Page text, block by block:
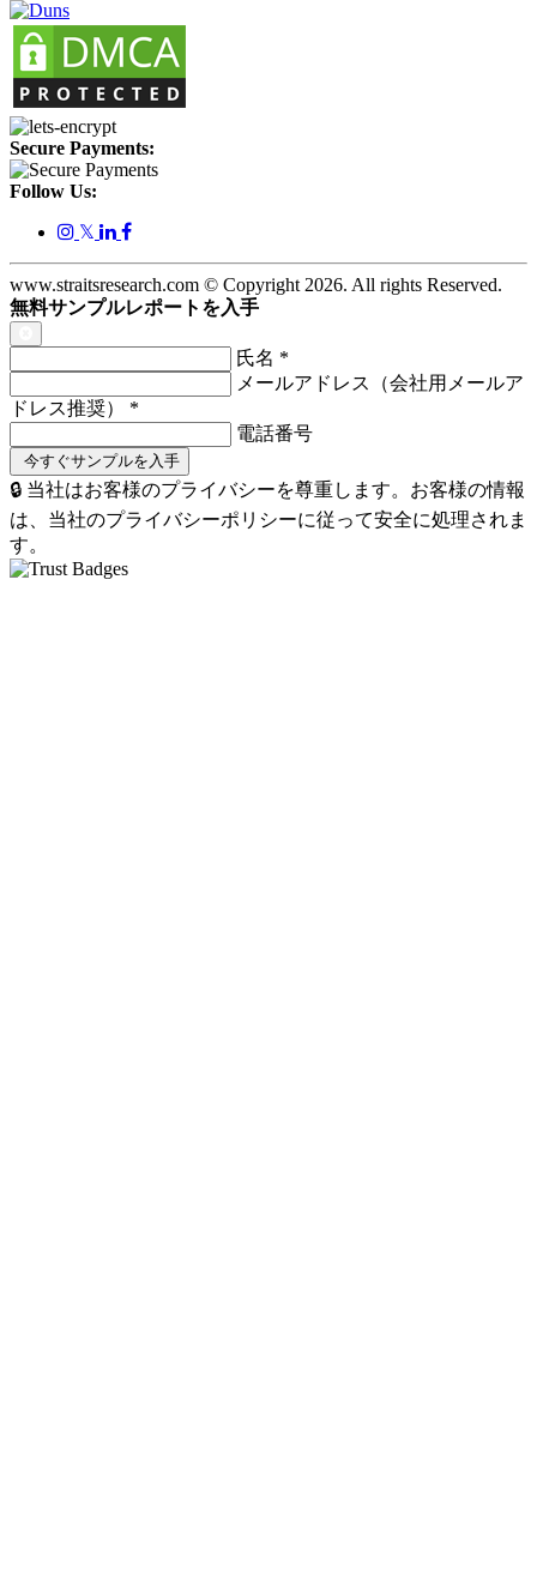
Secure Payments:
Follow Us:
𝕏
www.straitsresearch.com © Copyright 2026. All rights Reserved.
無料サンプルレポートを入手
氏名 *
メールアドレス（会社用メールア
ドレス推奨） *
電話番号
🔒 当社はお客様のプライバシーを尊重します。お客様の情報
は、当社のプライバシーポリシーに従って安全に処理されま
す。